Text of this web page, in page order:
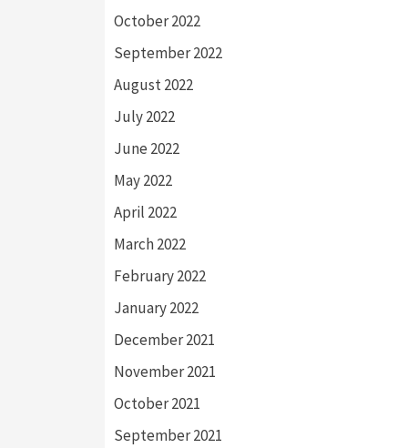
October 2022
September 2022
August 2022
July 2022
June 2022
May 2022
April 2022
March 2022
February 2022
January 2022
December 2021
November 2021
October 2021
September 2021